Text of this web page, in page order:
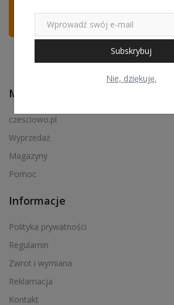
Subskrybuj
Nie, dziękuję.
Menu podręczne
czesciowo.pl
Wyprzedaż
Magazyny
Pomoc
Informacje
Polityka prywatności
Regulamin
Zwrot i wymiana
Reklamacja
Kontakt